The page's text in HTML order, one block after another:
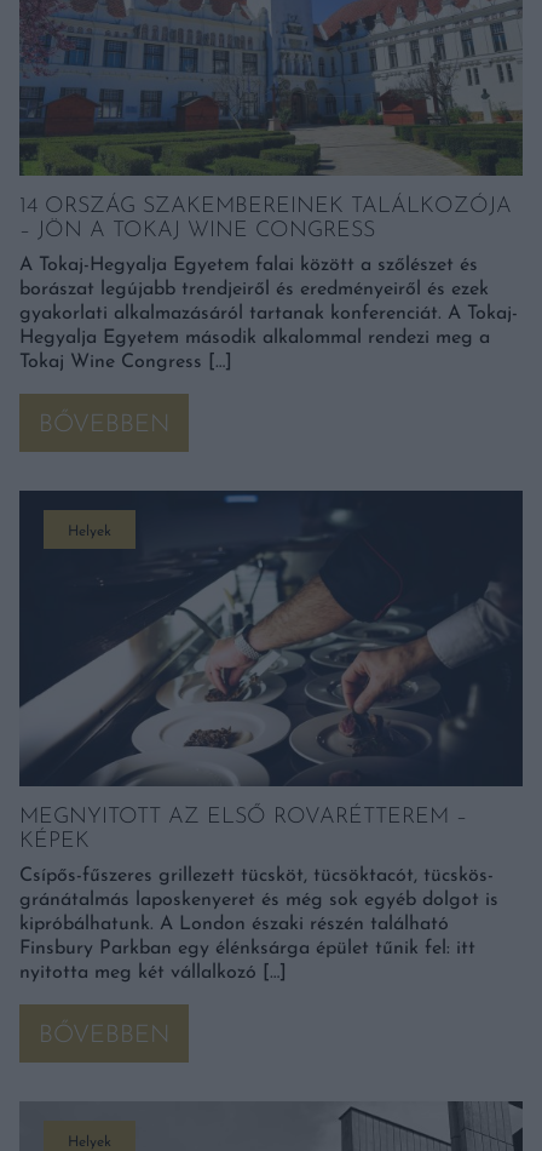
14 ORSZÁG SZAKEMBEREINEK TALÁLKOZÓJA
– JÖN A TOKAJ WINE CONGRESS
A Tokaj-Hegyalja Egyetem falai között a szőlészet és
borászat legújabb trendjeiről és eredményeiről és ezek
gyakorlati alkalmazásáról tartanak konferenciát. A Tokaj-
Hegyalja Egyetem második alkalommal rendezi meg a
Tokaj Wine Congress […]
BŐVEBBEN
Helyek
MEGNYITOTT AZ ELSŐ ROVARÉTTEREM –
KÉPEK
Csípős-fűszeres grillezett tücsköt, tücsöktacót, tücskös-
gránátalmás laposkenyeret és még sok egyéb dolgot is
kipróbálhatunk. A London északi részén található
Finsbury Parkban egy élénksárga épület tűnik fel: itt
nyitotta meg két vállalkozó […]
BŐVEBBEN
Helyek